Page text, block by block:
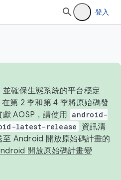
登入
確保生態系統的平台穩定
第 2 季和第 4 季將原始碼發
AOSP，請使用 android-
latest-release
資訊清
Android 開放原始碼計畫的
開放原始碼計畫變